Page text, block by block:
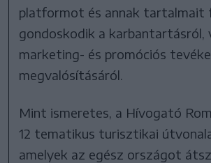
platformot és annak tartalmait
gondoskodik a karbantartásról,
marketing- és promóciós
megvalósításáról.
Mint ismeretes, a Hívogató
12 tematikus turisztikai
amelyek az egész országot